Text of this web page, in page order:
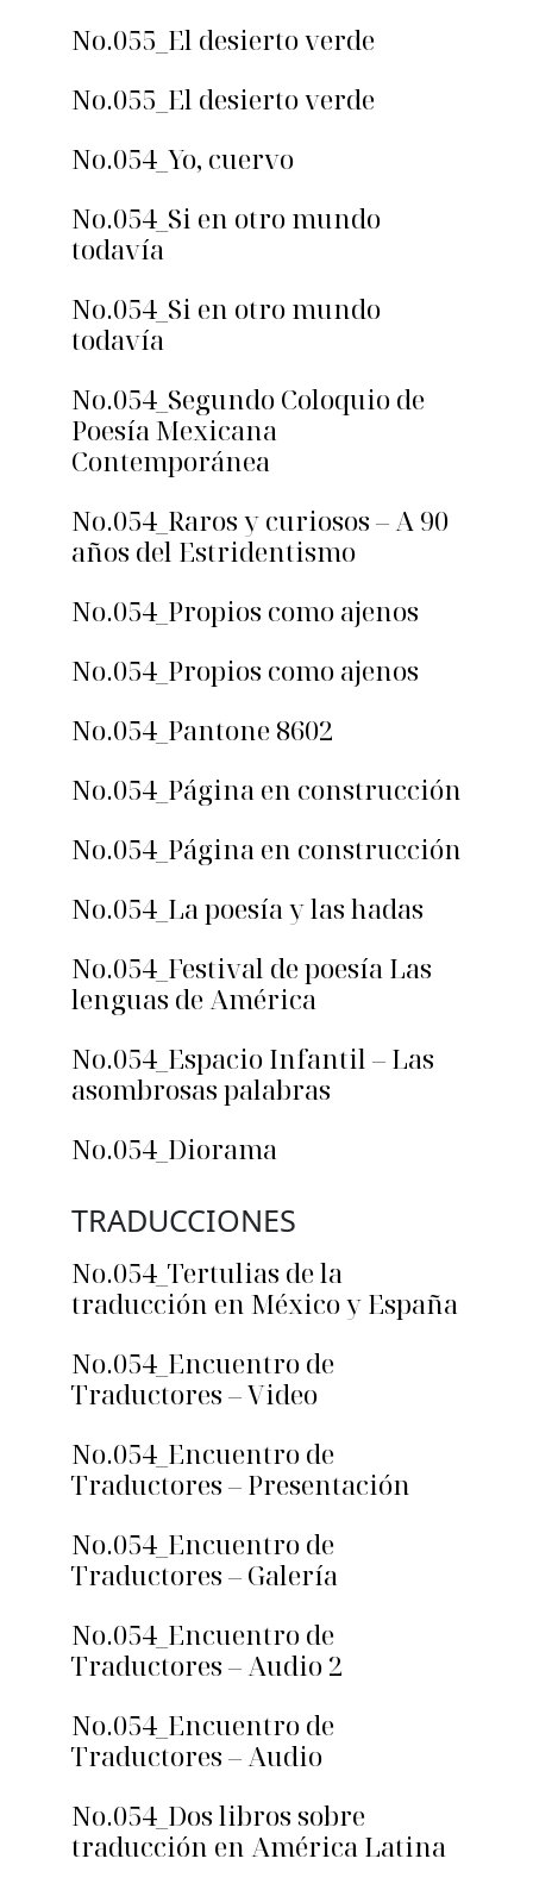
No.055_El desierto verde
No.055_El desierto verde
No.054_Yo, cuervo
No.054_Si en otro mundo
todavía
No.054_Si en otro mundo
todavía
No.054_Segundo Coloquio de
Poesía Mexicana
Contemporánea
No.054_Raros y curiosos – A 90
años del Estridentismo
No.054_Propios como ajenos
No.054_Propios como ajenos
No.054_Pantone 8602
No.054_Página en construcción
No.054_Página en construcción
No.054_La poesía y las hadas
No.054_Festival de poesía Las
lenguas de América
No.054_Espacio Infantil – Las
asombrosas palabras
No.054_Diorama
TRADUCCIONES
No.054_Tertulias de la
traducción en México y España
No.054_Encuentro de
Traductores – Video
No.054_Encuentro de
Traductores – Presentación
No.054_Encuentro de
Traductores – Galería
No.054_Encuentro de
Traductores – Audio 2
No.054_Encuentro de
Traductores – Audio
No.054_Dos libros sobre
traducción en América Latina